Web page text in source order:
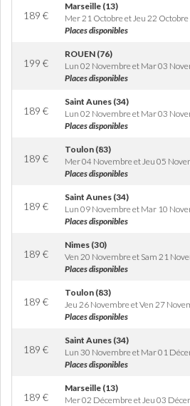
189 €
Marseille (13)
Mer 21 Octobre et Jeu 22
Places disponibles
199 €
ROUEN (76)
Lun 02 Novembre et Mar 03
Places disponibles
189 €
Saint Aunes (34)
Lun 02 Novembre et Mar 03
Places disponibles
189 €
Toulon (83)
Mer 04 Novembre et Jeu 05
Places disponibles
189 €
Saint Aunes (34)
Lun 09 Novembre et Mar 10
Places disponibles
189 €
Nimes (30)
Ven 20 Novembre et Sam 21
Places disponibles
189 €
Toulon (83)
Jeu 26 Novembre et Ven 27
Places disponibles
189 €
Saint Aunes (34)
Lun 30 Novembre et Mar 01
Places disponibles
189 €
Marseille (13)
Mer 02 Décembre et Jeu 03